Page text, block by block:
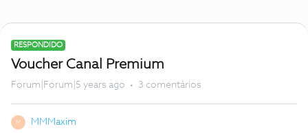
RESPONDIDO
Voucher Canal Premium
Forum|Forum|5 years ago 3 comentários
M MMMaxim